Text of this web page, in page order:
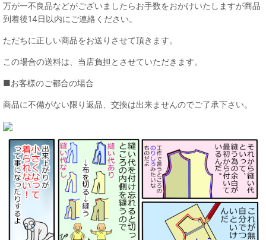
万が一不良品などがございましたらお手数をおかけいたしますが商品
到着後14日以内にご連絡ください。
ただちに正しい商品をお送りさせて頂きます。
この場合の送料は、当店負担とさせていただきます。
■お客様のご都合の場合
商品に不備がない限り返品、交換は出来ませんのでご了承下さい。